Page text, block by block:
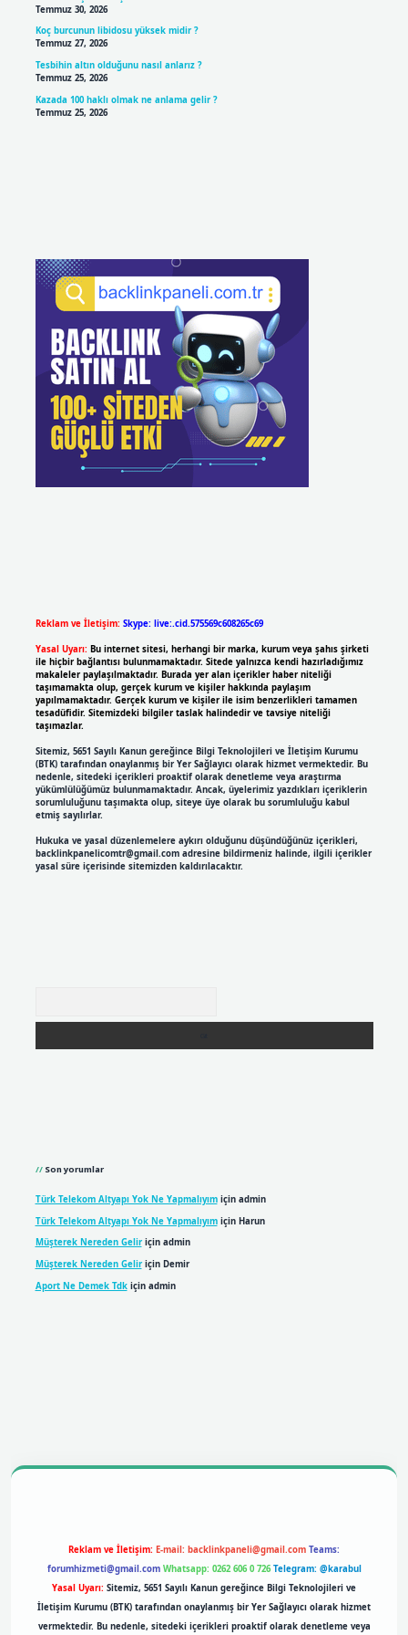
Temmuz 30, 2026
Koç burcunun libidosu yüksek midir ?
Temmuz 27, 2026
Tesbihin altın olduğunu nasıl anlarız ?
Temmuz 25, 2026
Kazada 100 haklı olmak ne anlama gelir ?
Temmuz 25, 2026
Reklam ve İletişim: Skype: live:.cid.575569c608265c69
Yasal Uyarı: Bu internet sitesi, herhangi bir marka, kurum veya şahıs şirketi
ile hiçbir bağlantısı bulunmamaktadır. Sitede yalnızca kendi hazırladığımız
makaleler paylaşılmaktadır. Burada yer alan içerikler haber niteliği
taşımamakta olup, gerçek kurum ve kişiler hakkında paylaşım
yapılmamaktadır. Gerçek kurum ve kişiler ile isim benzerlikleri tamamen
tesadüfidir. Sitemizdeki bilgiler taslak halindedir ve tavsiye niteliği
taşımazlar.
Sitemiz, 5651 Sayılı Kanun gereğince Bilgi Teknolojileri ve İletişim Kurumu
(BTK) tarafından onaylanmış bir Yer Sağlayıcı olarak hizmet vermektedir. Bu
nedenle, sitedeki içerikleri proaktif olarak denetleme veya araştırma
yükümlülüğümüz bulunmamaktadır. Ancak, üyelerimiz yazdıkları içeriklerin
sorumluluğunu taşımakta olup, siteye üye olarak bu sorumluluğu kabul
etmiş sayılırlar.
Hukuka ve yasal düzenlemelere aykırı olduğunu düşündüğünüz içerikleri,
backlinkpanelicomtr@gmail.comadresine bildirmeniz halinde, ilgili içerikler
yasal süre içerisinde sitemizden kaldırılacaktır.
Son yorumlar
Türk Telekom Altyapı Yok Ne Yapmalıyımiçin admin
Türk Telekom Altyapı Yok Ne Yapmalıyımiçin Harun
Müşterek Nereden Geliriçin admin
Müşterek Nereden Geliriçin Demir
Aport Ne Demek Tdkiçin admin
Reklam ve İletişim: E-mail: backlinkpaneli@gmail.com Teams:
forumhizmeti@gmail.com Whatsapp: 0262 606 0 726 Telegram: @karabul
Yasal Uyarı: Sitemiz, 5651 Sayılı Kanun gereğince Bilgi Teknolojileri ve
İletişim Kurumu (BTK) tarafından onaylanmış bir Yer Sağlayıcı olarak hizmet
vermektedir. Bu nedenle, sitedeki içerikleri proaktif olarak denetleme veya